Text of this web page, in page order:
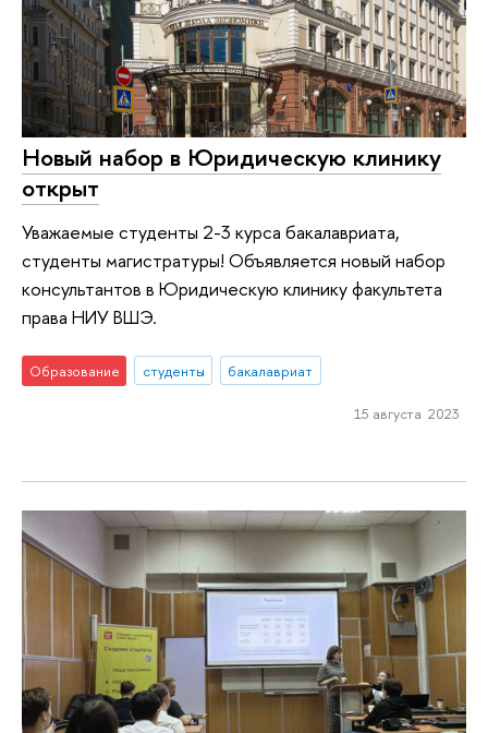
Новый набор в Юридическую клинику
открыт
Уважаемые студенты 2-3 курса бакалавриата,
студенты магистратуры! Объявляется новый набор
консультантов в Юридическую клинику факультета
права НИУ ВШЭ.
Образование студенты бакалавриат
15 августа 2023